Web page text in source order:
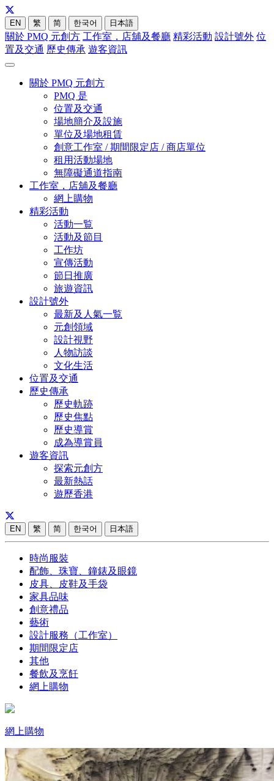
EN 繁 简 한국어 日本語
關於 PMQ 元創方 工作室，店舖及餐廳 精彩活動 設計號外 位
置及交通 歷史傳承 遊客資訊
關於 PMQ 元創方
PMQ 是
位置及交通
場地簡介及設施
單位及場地租賃
創意工作室 / 期間限定店 / 商店單位
租用活動場地
無障礙通道指南
工作室，店舖及餐廳
網上購物
精彩活動
活動一覧
活動及節目
工作坊
宣傳活動
節日推廣
旅遊資訊
設計號外
最新及人氣一覧
元創領域
設計視野
人物訪談
文化生活
位置及交通
歷史傳承
歷史軌跡
歷史焦點
歷史導賞
成為導賞員
遊客資訊
探索元創方
最新熱話
遊歷香港
EN 繁 简 한국어 日本語
時尚服裝
配飾、珠寶、鐘錶及眼鏡
皮具、皮鞋及手袋
家具品味
創意禮品
藝術
設計服務（工作室）
期間限定店
其他
餐飲及烹飪
網上購物
網上購物